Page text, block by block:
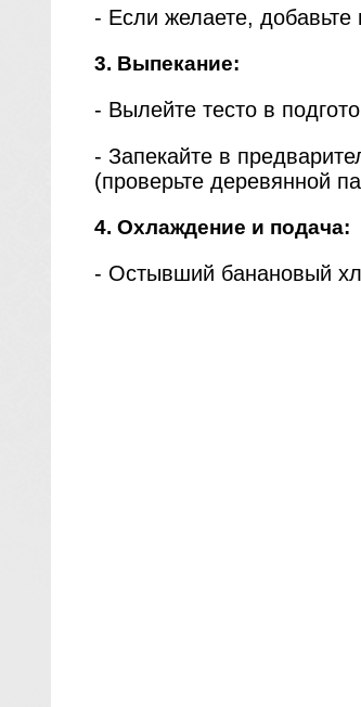
- Если желаете, добавьте
3. Выпекание:
- Вылейте тесто в
- Запекайте в
(проверьте деревянной
4. Охлаждение и подача:
- Остывший банановый